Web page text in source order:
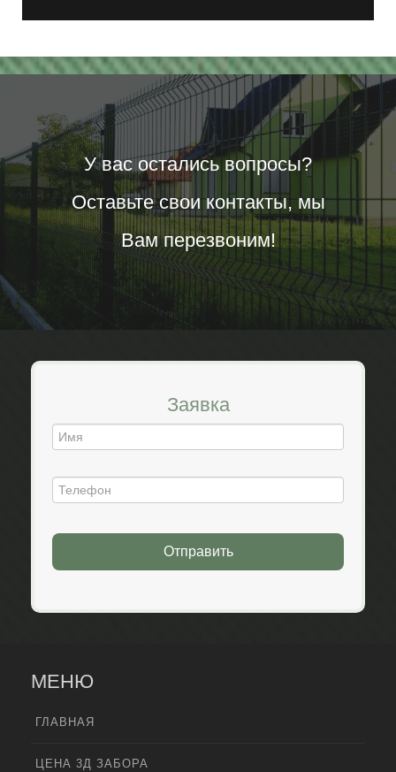
У вас остались вопросы?
Оставьте свои контакты, мы
Вам перезвоним!
Заявка
Отправить
МЕНЮ
ГЛАВНАЯ
ЦЕНА 3Д ЗАБОРА